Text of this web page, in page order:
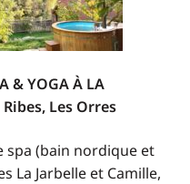
& YOGA À LA
Les Orres
spa (bain nordique et
La Jarbelle et Camille,